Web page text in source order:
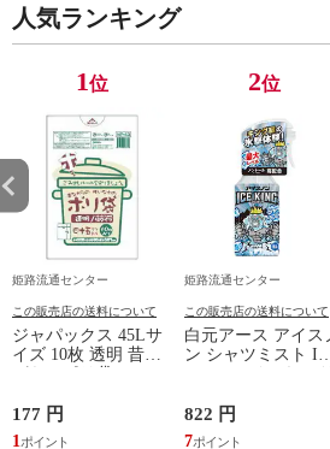
人気ランキング
1位
姫路流通センター
この販売店の送料について
ジャパックス 45Lサ
イズ 10枚 透明 昔な
( 4521684750433 )
177 円
1
2位
姫路流通センター
この販売店の送料について
白元アース アイス
ン シャツミスト
822 円
7